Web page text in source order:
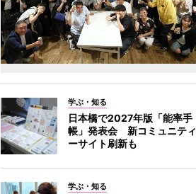
学ぶ・知る
日本橋で2027年版「能率手
帳」発表会 新コミュニティ
ーサイト刷新も
学ぶ・知る